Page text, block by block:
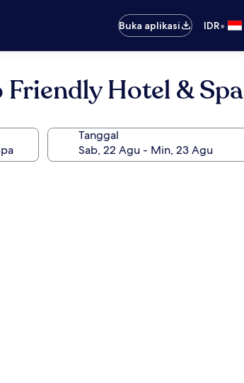
Buka aplikasi
IDR•
Hotel & Spa
Tanggal